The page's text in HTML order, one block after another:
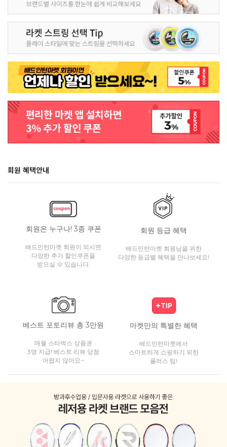
회원 혜택안내
회원은 누구나! 3종 쿠폰
배드민턴마켓 회원이 되시면
다양한 추가 할인쿠폰을
받으실 수 있습니다.
회원 등급 혜택
배드민턴마켓 회원님을 위한
다양한 등급별 혜택을 만나보세요!
베스트 포토리뷰 총 3만원
매월 스타벅스 상품권
3명 지급! 베스트 리뷰 당첨
어렵지 않아요~
마켓만의 특별한 혜택
배드민턴마켓에서
스마트하게 쇼핑하기 위한
플러스 팁!